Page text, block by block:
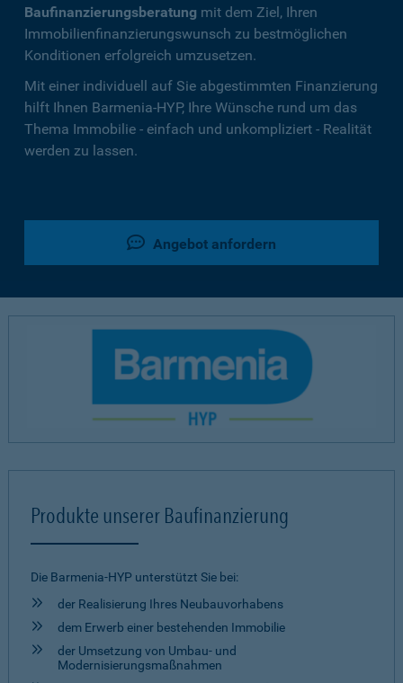
Baufinanzierungsberatung mit dem Ziel, Ihren
Immobilienfinanzierungswunsch zu bestmöglichen
Konditionen erfolgreich umzusetzen.
Mit einer individuell auf Sie abgestimmten Finanzierung
hilft Ihnen Barmenia-HYP, Ihre Wünsche rund um das
Thema Immobilie - einfach und unkompliziert - Realität
werden zu lassen.
Angebot anfordern
Produkte unserer Baufinanzierung
Die Barmenia-HYP unterstützt Sie bei:
der Realisierung Ihres Neubauvorhabens
dem Erwerb einer bestehenden Immobilie
der Umsetzung von Umbau- und
Modernisierungsmaßnahmen